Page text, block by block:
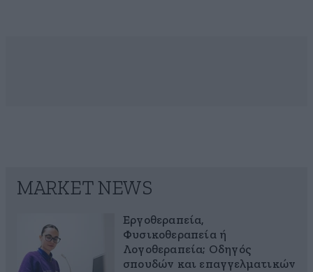
MARKET NEWS
Εργοθεραπεία,
Φυσικοθεραπεία ή
Λογοθεραπεία; Οδηγός
σπουδών και επαγγελματικών